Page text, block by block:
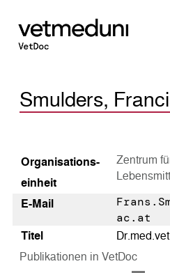
Smulders,
Organisations­
einheit
Zentrum
E-Mail
ac.at
Titel
Publikationen in VetDoc